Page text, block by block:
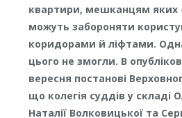
квартири, мешканцям яких
можуть забороняти
коридорами й ліфтами.
цього не змогли. В
вересня постанові
що колегія суддів у складі
Наталії Волковицької та